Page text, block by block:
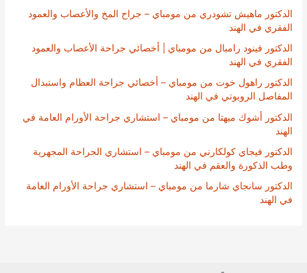
الدكتور ماهيش تشودري من مومباي – جراح المخ والأعصاب والعمود
الفقري في الهند
الدكتور فينود رامبال من مومباي | أخصائي جراحة الأعصاب والعمود
الفقري في الهند
الدكتور راهول خوت من مومباي – أخصائي جراحة العظام واستبدال
المفاصل الروبوتي في الهند
الدكتور أشوك ميهتا من مومباي – استشاري جراحة الأورام العامة في
الهند
الدكتور فيجاي كولكارني من مومباي – استشاري الجراحة المجهرية
وطب الذكورة والعقم في الهند
الدكتور سانجاي شارما من مومباي – استشاري جراحة الأورام العامة
في الهند